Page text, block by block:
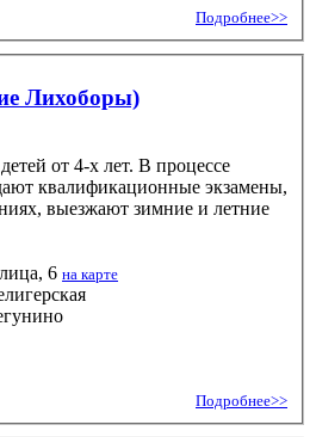
Подробнее>>
Лихоборы)
от 4-х лет. В процессе
квалификационные экзамены,
выезжают зимние и летние
6 на карте
Подробнее>>